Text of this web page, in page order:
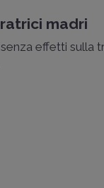
madri
senza effetti sulla